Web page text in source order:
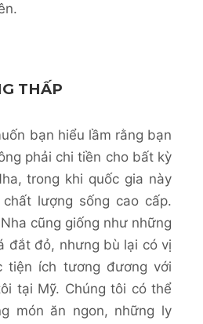
THẤP
bạn hiểu lầm rằng bạn
phải chi tiền cho bất kỳ
trong khi quốc gia này
lượng sống cao cấp.
cũng giống như những
đắt đỏ, nhưng bù lại có vị
tiện ích tương đương với
tại Mỹ. Chúng tôi có thể
món ăn ngon, những ly